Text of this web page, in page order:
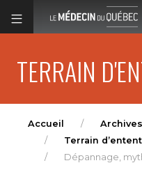
TERRAIN
Accueil Archives
Terrain
Dépannage,